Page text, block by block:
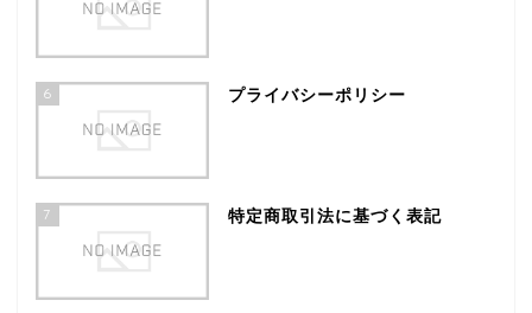
6 プライバシーポリシー
7 特定商取引法に基づく表記